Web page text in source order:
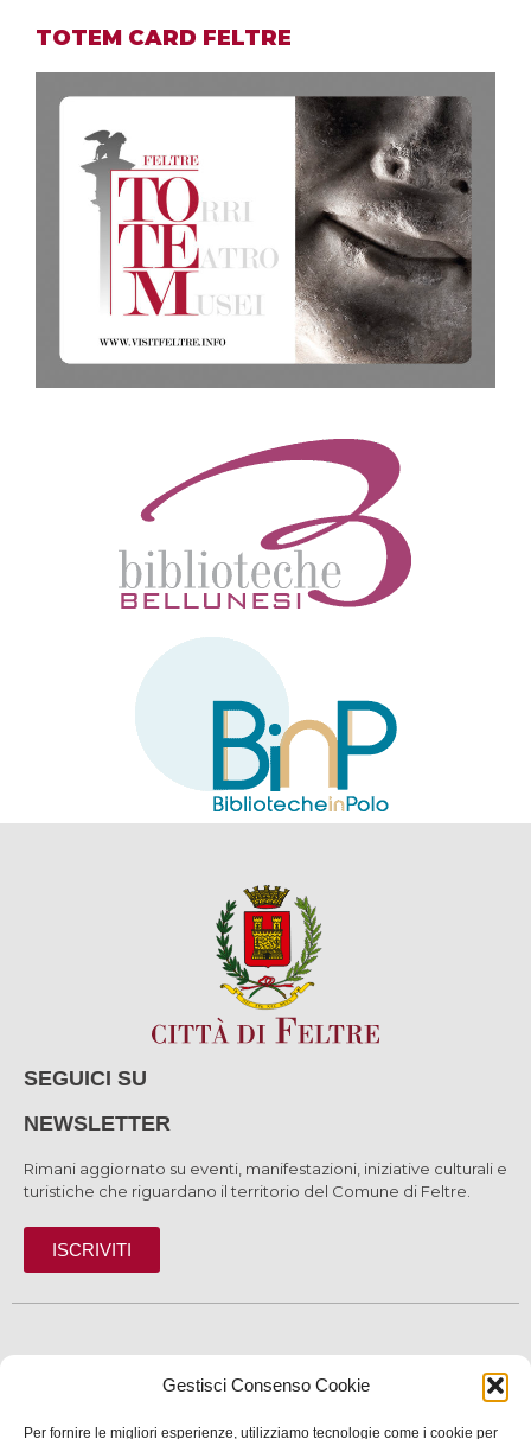
Gestisci Consenso Cookie
Per fornire le migliori esperienze, utilizziamo tecnologie come i cookie per
TOTEM CARD FELTRE
SEGUICI SU
NEWSLETTER
Rimani aggiornato su eventi, manifestazioni, iniziative culturali e
turistiche che riguardano il territorio del Comune di Feltre.
ISCRIVITI